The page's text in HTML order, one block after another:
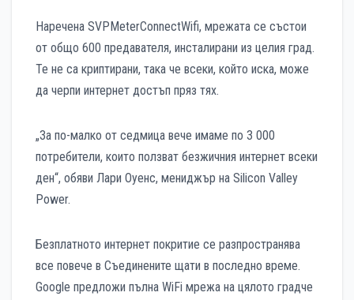
Наречена SVPMeterConnectWifi, мрежата се състои
от общо 600 предавателя, инсталирани из целия град.
Те не са криптирани, така че всеки, който иска, може
да черпи интернет достъп пряз тях.
„За по-малко от седмица вече имаме по 3 000
потребители, които ползват безжичния интернет всеки
ден“, обяви Лари Оуенс, мениджър на Silicon Valley
Power.
Безплатното интернет покритие се разпространява
все повече в Съединените щати в последно време.
Google предложи пълна WiFi мрежа на цялото градче